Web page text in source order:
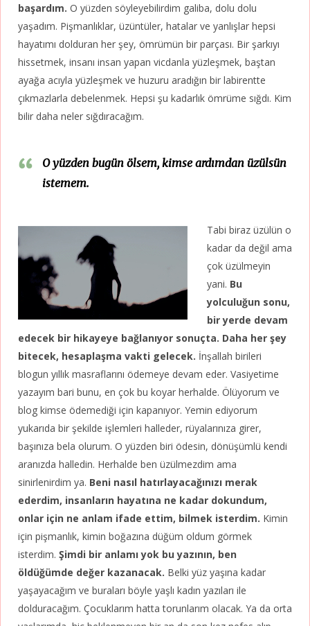
başardım. O yüzden söyleyebilirdim galiba, dolu dolu
yaşadım. Pişmanlıklar, üzüntüler, hatalar ve yanlışlar hepsi
hayatımı dolduran her şey, ömrümün bir parçası. Bir şarkıyı
hissetmek, insanı insan yapan vicdanla yüzleşmek, baştan
ayağa acıyla yüzleşmek ve huzuru aradığın bir labirentte
çıkmazlarla debelenmek. Hepsi şu kadarlık ömrüme sığdı. Kim
bilir daha neler sığdıracağım.
O yüzden bugün ölsem, kimse ardımdan üzülsün
istemem.
Tabi biraz üzülün o
kadar da değil ama
çok üzülmeyin
yani. Bu
yolculuğun sonu,
bir yerde devam
edecek bir hikayeye bağlanıyor sonuçta. Daha her şey
bitecek, hesaplaşma vakti gelecek. İnşallah birileri
blogun yıllık masraflarını ödemeye devam eder. Vasiyetime
yazayım bari bunu, en çok bu koyar herhalde. Ölüyorum ve
blog kimse ödemediği için kapanıyor. Yemin ediyorum
yukarıda bir şekilde işlemleri halleder, rüyalarınıza girer,
başınıza bela olurum. O yüzden biri ödesin, dönüşümlü kendi
aranızda halledin. Herhalde ben üzülmezdim ama
sinirlenirdim ya. Beni nasıl hatırlayacağınızı merak
ederdim, insanların hayatına ne kadar dokundum,
onlar için ne anlam ifade ettim, bilmek isterdim. Kimin
için pişmanlık, kimin boğazına düğüm oldum görmek
isterdim. Şimdi bir anlamı yok bu yazının, ben
öldüğümde değer kazanacak. Belki yüz yaşına kadar
yaşayacağım ve buraları böyle yaşlı kadın yazıları ile
dolduracağım. Çocuklarım hatta torunlarım olacak. Ya da orta